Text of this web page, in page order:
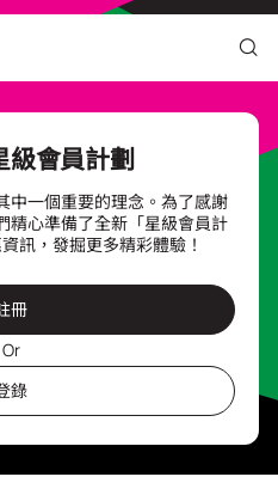
undefined，即可升級為
史和狀態
級會員計劃
中一個重要的理念。為了感謝
精心準備了全新「星級會員計
訊，發掘更多精彩體驗！
冊
Or
錄